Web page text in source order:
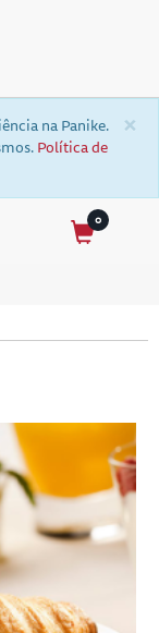
×
na Panike.
Política de
0